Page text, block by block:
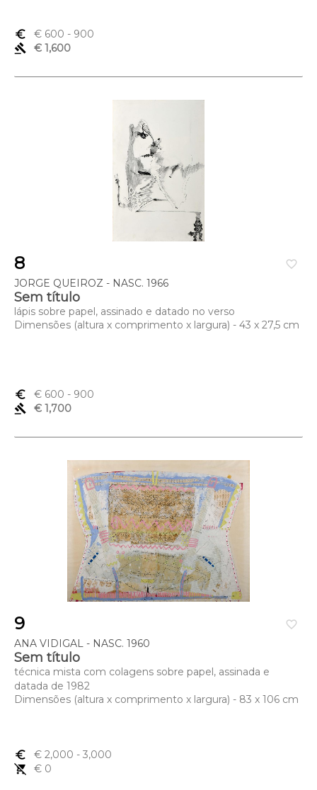
euro_symbol € 600 - 900
gavel
€ 1,600
favorite_border
8
JORGE QUEIROZ - NASC. 1966
Sem título
lápis sobre papel, assinado e datado no verso
Dimensões (altura x comprimento x largura) - 43 x 27,5 cm
euro_symbol € 600 - 900
gavel
€ 1,700
favorite_border
9
ANA VIDIGAL - NASC. 1960
Sem título
técnica mista com colagens sobre papel, assinada e
datada de 1982
Dimensões (altura x comprimento x largura) - 83 x 106 cm
euro_symbol € 2,000 - 3,000
remove_shopping_cart
€ 0